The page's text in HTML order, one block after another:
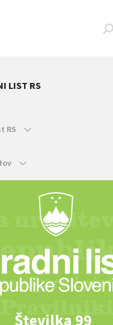
LIST RS
RS
Številka 99